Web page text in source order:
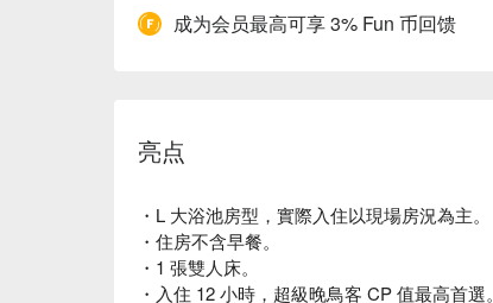
成为会员最高可享 3% Fun 币回馈
亮点
・L 大浴池房型，實際入住以現場房況為主。
・住房不含早餐。
・1 張雙人床。
・入住 12 小時，超級晚鳥客 CP 值最高首選。